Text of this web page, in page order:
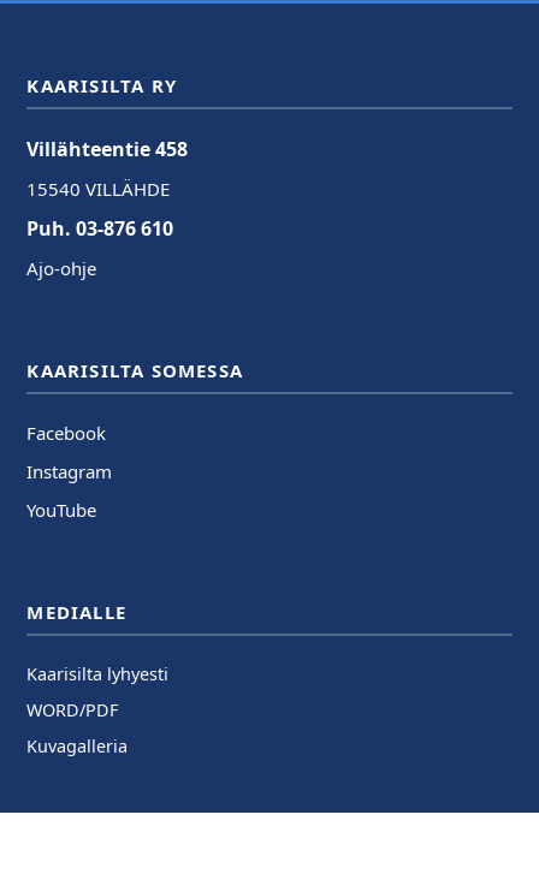
KAARISILTA RY
Villähteentie 458
15540 VILLÄHDE
Puh. 03-876 610
Ajo-ohje
KAARISILTA SOMESSA
Facebook
Instagram
YouTube
MEDIALLE
Kaarisilta lyhyesti
WORD/PDF
Kuvagalleria